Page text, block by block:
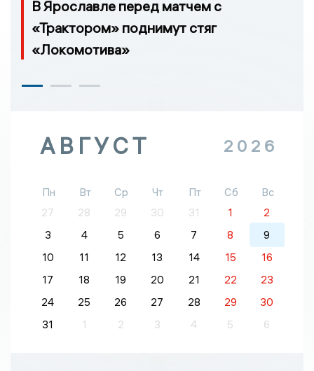
В Ярославле перед матчем с
«Трактором» поднимут стяг
«Локомотива»
АВГУСТ 2026
Пн Вт Ср Чт Пт Сб
Вс
27
28 29 30 31 1
2
3
4 5 6 7 8
9
10
11 12 13 14 15
16
17
18 19 20 21 22
23
24
25 26 27 28 29
30
31
1 2 3 4 5 6